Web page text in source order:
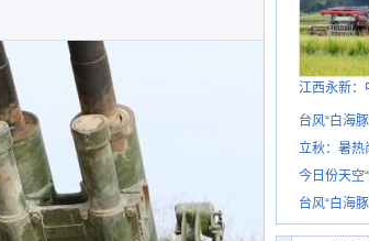
江西永新：
台风“白海
立秋：暑热
今日份天空
台风“白海